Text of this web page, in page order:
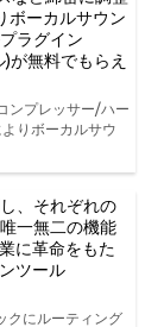
ボーカルサウン
ラグイン
が無料でもらえ
ンプレッサー/ハー
りボーカルサウ
、それぞれの
一無二の機能
に革命をもた
ツール
クにルーティング